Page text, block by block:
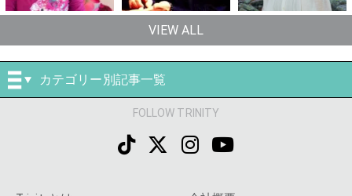
VIEW ALL
カテゴリー別記事一覧
FOLLOW TRINITY